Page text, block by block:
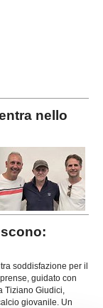
nello
soddisfazione per il
guidato con
Tiziano Giudici,
giovanile. Un